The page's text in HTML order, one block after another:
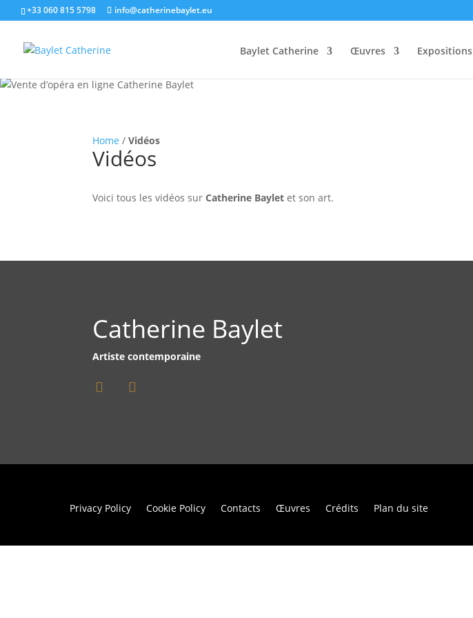
+33 060 815 5798 info@catherinebaylet.eu
Baylet Catherine Œuvres Expositions
Home /Vidéos
Vidéos
Voici tous les vidéos surCatherine Baylet et son art.
Catherine Baylet
Artiste contemporaine
Privacy Policy Cookie Policy Contacts Œuvres Crédits Plan du site